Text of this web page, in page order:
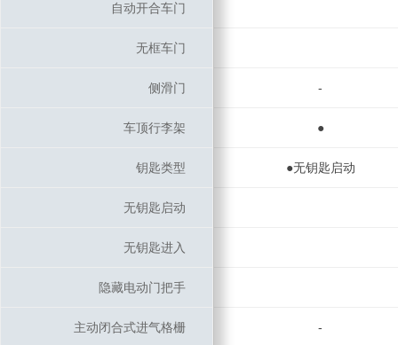
自动开合车门
无框车门
侧滑门 -
车顶行李架 ●
钥匙类型 ●无钥匙启动
无钥匙启动
无钥匙进入
隐藏电动门把手
主动闭合式进气格栅 -
自动开合车门
无框车门
侧滑门
车顶行李架
钥匙类型
无钥匙启动
无钥匙进入
隐藏电动门把手
主动闭合式进气格栅